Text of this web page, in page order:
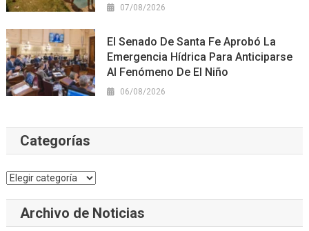
07/08/2026
El Senado De Santa Fe Aprobó La
Emergencia Hídrica Para Anticiparse
Al Fenómeno De El Niño
06/08/2026
Categorías
Categorías
Archivo de Noticias